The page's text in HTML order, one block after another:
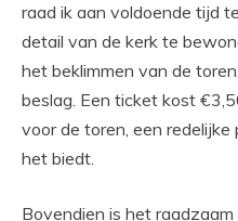
raad ik aan voldoende tijd
detail van de kerk te
het beklimmen van de
beslag. Een ticket kost
voor de toren, een redelijke
het biedt.
Bovendien is het